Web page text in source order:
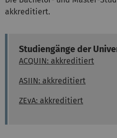
akkreditiert.
Studiengänge der
ACQUIN: akkreditiert
ASIIN: akkreditiert
ZEvA: akkreditiert